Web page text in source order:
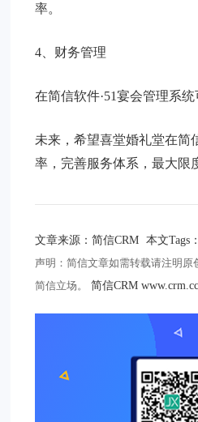
率。
4、财务管理
在简信软件·51宴会管理系
未来，希望喜堂婚礼堂在简
率，完善服务体系，最大限
文章来源：简信CRM 本文Tags：
声明：简信文章如需转载请注明
简信立场。
简信CRM www.crm.cc